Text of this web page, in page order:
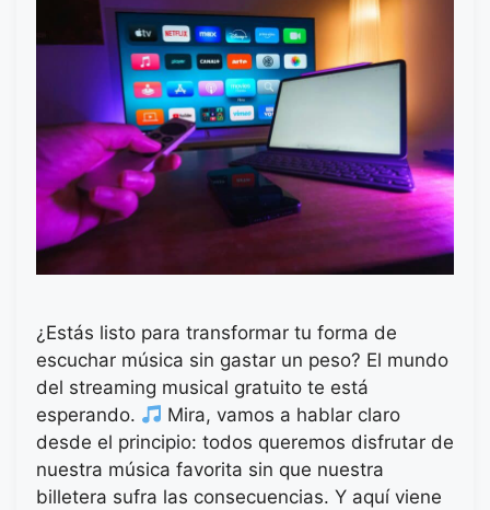
¿Estás listo para transformar tu forma de
escuchar música sin gastar un peso? El mundo
del streaming musical gratuito te está
esperando.
Mira, vamos a hablar claro
desde el principio: todos queremos disfrutar de
nuestra música favorita sin que nuestra
billetera sufra las consecuencias. Y aquí viene